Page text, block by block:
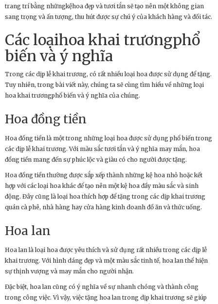
trang trí bằng nhữngkệhoa đẹp và tươi tắn sẽ tạo nên một không gian
sang trọng và ấn tượng, thu hút được sự chú ý của khách hàng và đối tác.
Các loạihoa khai trươngphổ
biến và ý nghĩa
Trong các dịp lễ khai trương, có rất nhiều loại hoa được sử dụng để tặng.
Tuy nhiên, trong bài viết này, chúng ta sẽ cùng tìm hiểu về những loại
hoa khai trươngphổ biến và ý nghĩa của chúng.
Hoa đồng tiền
Hoa đồng tiền là một trong những loại hoa được sử dụng phổ biến trong
các dịp lễ khai trương. Với màu sắc tươi tắn và ý nghĩa may mắn, hoa
đồng tiền mang đến sự phúc lộc và giàu có cho người được tặng.
Hoa đồng tiền thường được sắp xếp thành những kệ hoa nhỏ hoặc kết
hợp với các loại hoa khác để tạo nên một kệ hoa đầy màu sắc và sinh
động. Đây cũng là loại hoa thích hợp để tặng trong các dịp khai trương
quán cà phê, nhà hàng hay cửa hàng kinh doanh đồ ăn và thức uống.
Hoa lan
Hoa lan là loại hoa được yêu thích và sử dụng rất nhiều trong các dịp lễ
khai trương. Với hình dáng đẹp và một màu sắc tinh tế, hoa lan thể hiện
sự thịnh vượng và may mắn cho người nhận.
Đặc biệt, hoa lan cũng có ý nghĩa về sự nhanh chóng và thành công
trong công việc. Vì vậy, việc tặng hoa lan trong dịp khai trương sẽ giúp